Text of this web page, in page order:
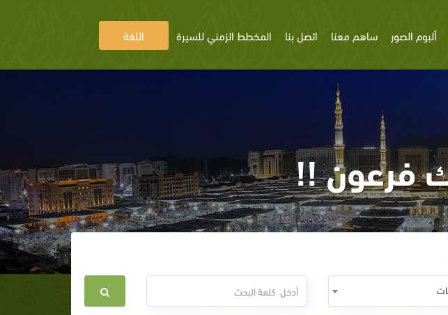
ألبوم الصور ساهم معنا اتصل بنا المخطط الزمني للسيرة اللغة
فرعون !!